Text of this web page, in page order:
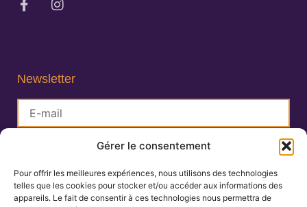
Gérer le consentement
Pour offrir les meilleures expériences, nous utilisons des technologies
telles que les cookies pour stocker et/ou accéder aux informations des
appareils. Le fait de consentir à ces technologies nous permettra de
Newsletter
S'inscrire
Lisa Charlin